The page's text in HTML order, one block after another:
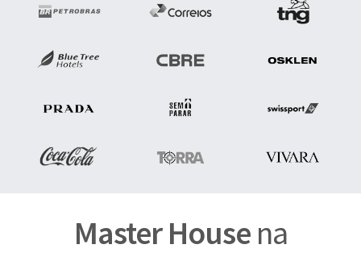
Master Housena